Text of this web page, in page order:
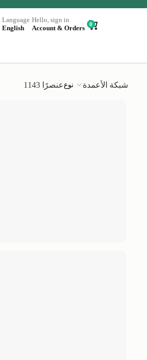
Language
English
Hello, sign in
Account & Orders
0
1143 عنصرًا نوع شبكة الأعمدة